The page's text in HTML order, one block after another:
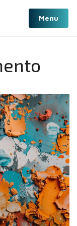
Menu